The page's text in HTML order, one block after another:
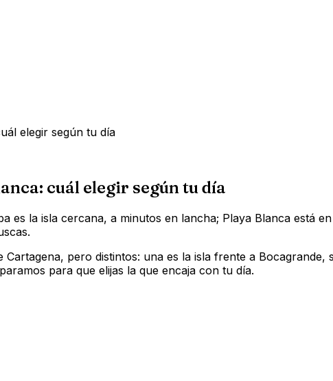
elegir según tu día
cuál elegir según tu día
es la isla cercana, a minutos en lancha; Playa Blanca está
Cartagena, pero distintos: una es la isla frente a
para que elijas la que encaja con tu día.